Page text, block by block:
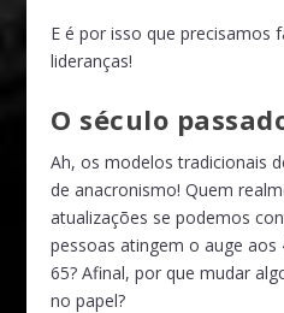
E é por isso que precisamos
lideranças!
O século
Ah, os modelos tradicionais
de anacronismo! Quem
atualizações se podemos
pessoas atingem o auge
65? Afinal, por que mudar
no papel?